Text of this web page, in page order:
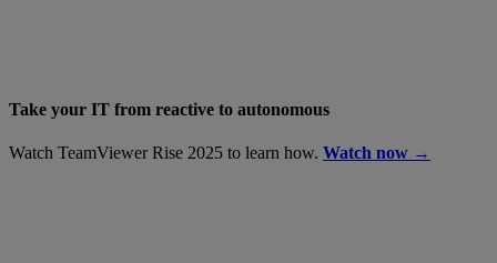
Take your IT from reactive to autonomous
Watch TeamViewer Rise 2025 to learn how. Watch now →